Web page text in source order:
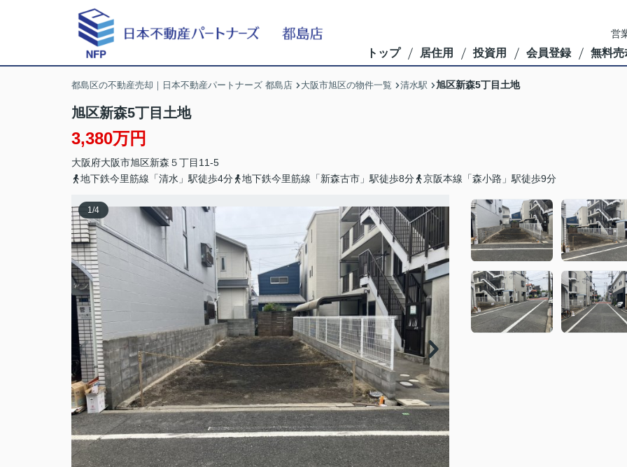
営
トップ 居住用 投資用 会員登録 無料売
都島区の不動産売却｜日本不動産パートナーズ 都島店 大阪市旭区の物件一覧 清水駅 旭区新森5丁目土地
旭区新森5丁目土地
3,380万円
大阪府大阪市旭区新森 ５丁目11-5
地下鉄今里筋線「清水」駅徒歩4分
地下鉄今里筋線「新森古市」駅徒歩8分 京阪本線「森小路」駅徒歩9分
1/4